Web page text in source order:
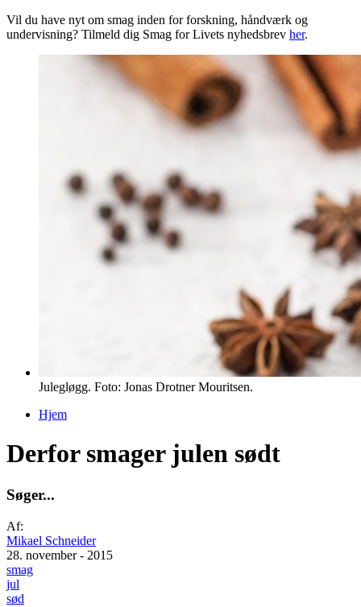
Vil du have nyt om smag inden for forskning, håndværk og
undervisning? Tilmeld dig Smag for Livets nyhedsbrev her.
Julegløgg. Foto: Jonas Drotner Mouritsen.
Hjem
Derfor smager julen sødt
Søger...
Af:
Mikael Schneider
28. november - 2015
smag
jul
sød